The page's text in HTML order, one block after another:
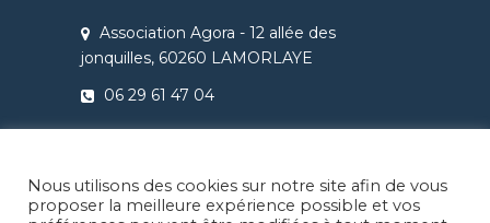
Association Agora - 12 allée des
jonquilles, 60260 LAMORLAYE
06 29 61 47 04
Règlement intérieur Agora - Ateliers
Théâtre & Cinéma
Nous utilisons des cookies sur notre site afin de vous
proposer la meilleure expérience possible et vos